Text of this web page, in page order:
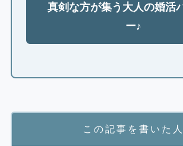
真剣な方が集う大人の婚活
ー♪
この記事を書いた人